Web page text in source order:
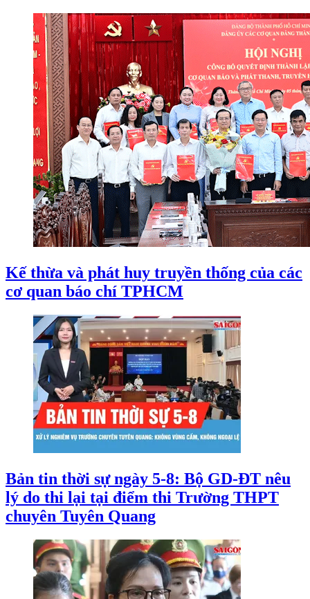
Kế thừa và phát huy truyền thống của các
cơ quan báo chí TPHCM
Bản tin thời sự ngày 5-8: Bộ GD-ĐT nêu
lý do thi lại tại điểm thi Trường THPT
chuyên Tuyên Quang